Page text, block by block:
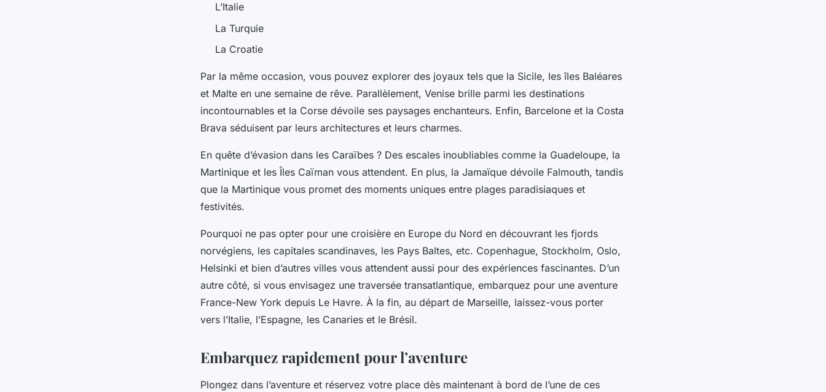
L’Italie
La Turquie
La Croatie
Par la même occasion, vous pouvez explorer des joyaux tels que la Sicile, les îles Baléares
et Malte en une semaine de rêve. Parallèlement, Venise brille parmi les destinations
incontournables et la Corse dévoile ses paysages enchanteurs. Enfin, Barcelone et la Costa
Brava séduisent par leurs architectures et leurs charmes.
En quête d’évasion dans les Caraïbes ? Des escales inoubliables comme la Guadeloupe, la
Martinique et les Îles Caïman vous attendent. En plus, la Jamaïque dévoile Falmouth, tandis
que la Martinique vous promet des moments uniques entre plages paradisiaques et
festivités.
Pourquoi ne pas opter pour une croisière en Europe du Nord en découvrant les fjords
norvégiens, les capitales scandinaves, les Pays Baltes, etc. Copenhague, Stockholm, Oslo,
Helsinki et bien d’autres villes vous attendent aussi pour des expériences fascinantes. D’un
autre côté, si vous envisagez une traversée transatlantique, embarquez pour une aventure
France-New York depuis Le Havre. À la fin, au départ de Marseille, laissez-vous porter
vers l’Italie, l’Espagne, les Canaries et le Brésil.
Embarquez rapidement pour l’aventure
Plongez dans l’aventure et réservez votre place dès maintenant à bord de l’une de ces